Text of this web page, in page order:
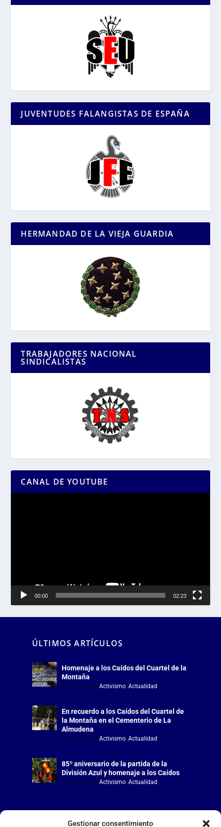
Gestionar consentimiento
JUVENTUDES FALANGISTAS DE ESPAÑA
HERMANDAD DE LA VIEJA GUARDIA
TRABAJADORES NACIONAL
SINDICALISTAS
CANAL DE YOUTUBE
00:00 02:23
ÚLTIMOS ARTÍCULOS
Homenaje a los Caídos del Cuartel de la
Montaña
Jul 18, 2026 Activismo, Actualidad
En recuerdo a los Caídos del Cuartel de
la Montaña en el Cementerio de La
Almudena
Jul 18, 2026 Activismo, Actualidad
85º aniversario de la partida de la
División Azul y homenaje a los Caídos
Jul 15, 2026 Activismo, Actualidad